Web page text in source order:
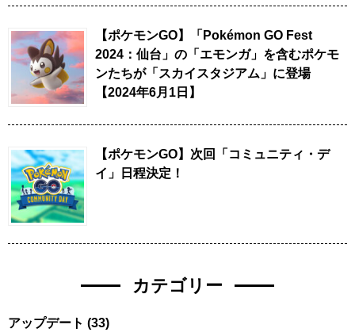
【ポケモンGO】「Pokémon GO Fest
2024：仙台」の「エモンガ」を含むポケモ
ンたちが「スカイスタジアム」に登場
【2024年6月1日】
【ポケモンGO】次回「コミュニティ・デ
イ」日程決定！
カテゴリー
アップデート (33)